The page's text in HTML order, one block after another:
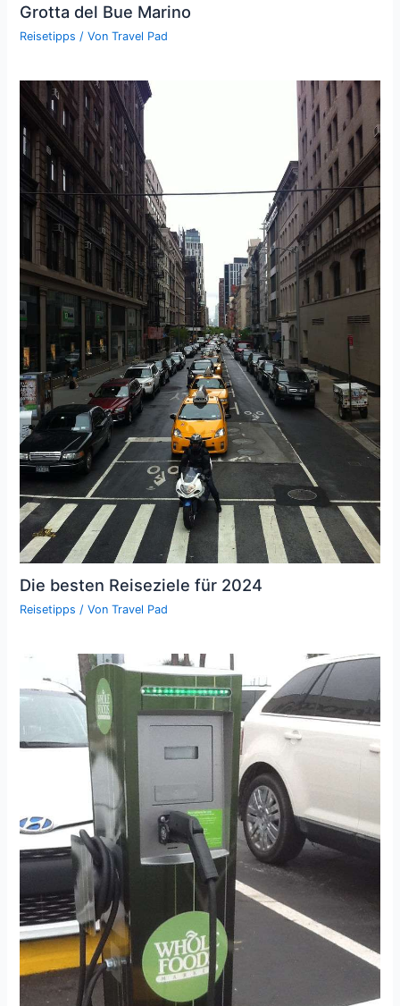
Grotta del Bue Marino
Reisetipps / VonTravel Pad
Die besten Reiseziele für 2024
Reisetipps / VonTravel Pad